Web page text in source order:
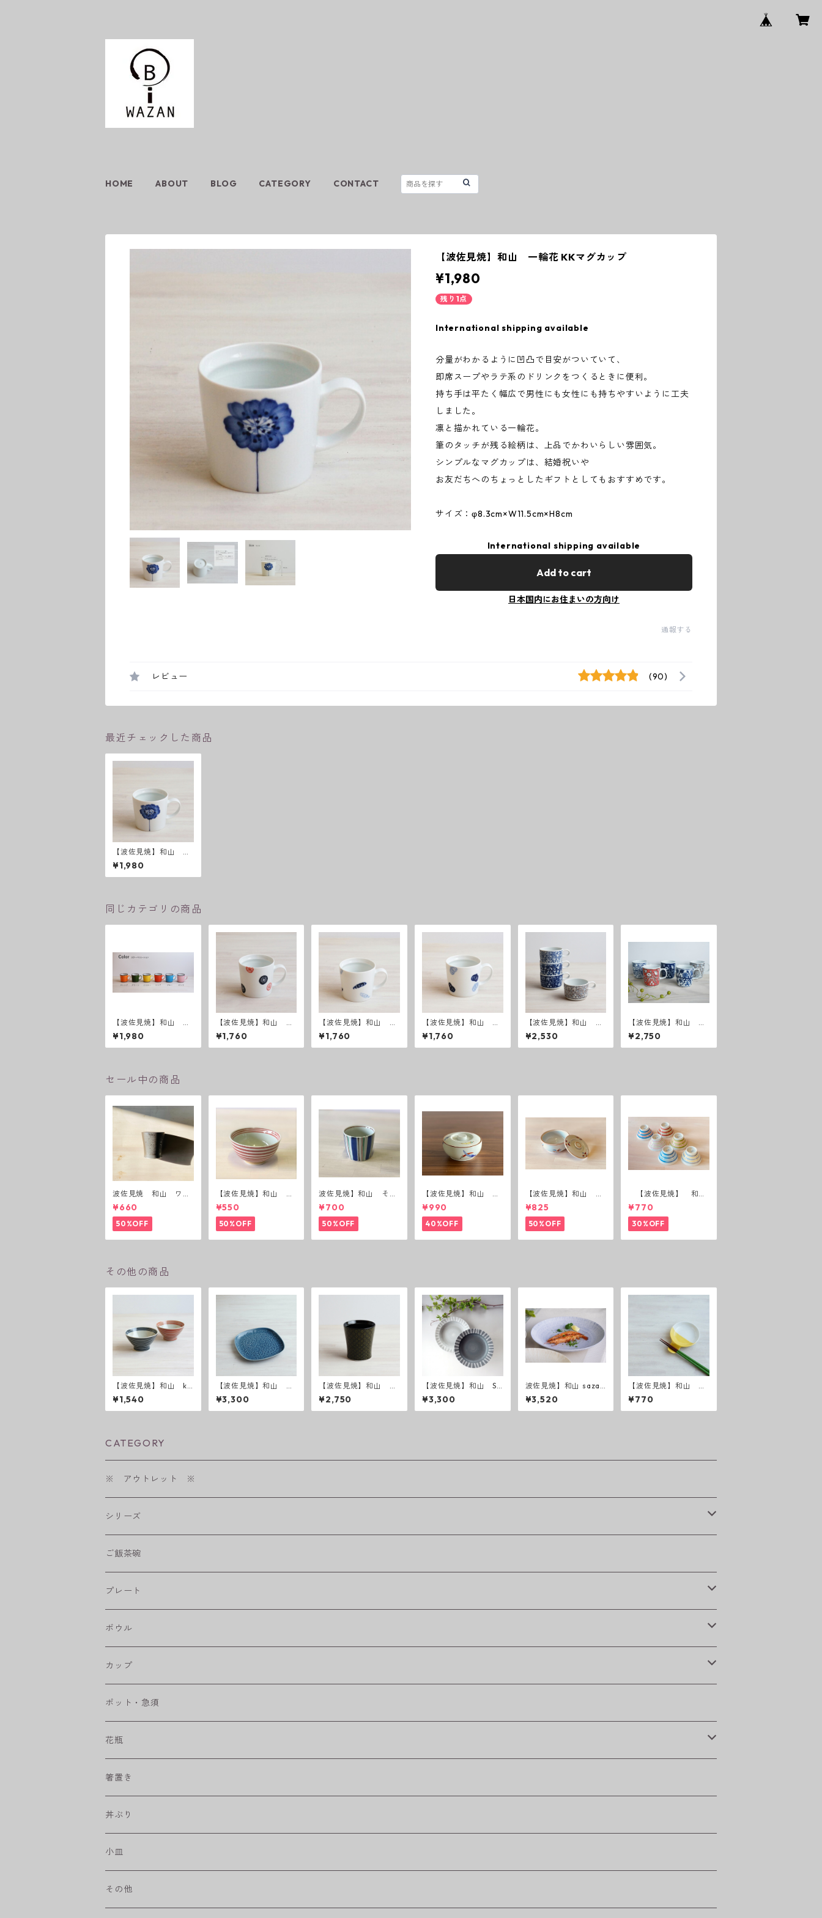
HOME ABOUT BLOG CATEGORY CONTACT
【波佐見焼】和山 一輪花 KKマグカップ
¥1,980
残り1点
International shipping available
分量がわかるように凹凸で目安がついていて、
即席スープやラテ系のドリンクをつくるときに便利。
持ち手は平たく幅広で男性にも女性にも持ちやすいように工夫
しました。
凛と描かれている一輪花。
筆のタッチが残る絵柄は、上品でかわいらしい雰囲気。
シンプルなマグカップは、結婚祝いや
お友だちへのちょっとしたギフトとしてもおすすめです。
サイズ：φ8.3cm×W11.5cm×H8cm
International shipping available
Add to cart
日本国内にお住まいの方向け
通報する
レビュー (90)
最近チェックした商品
【波佐見焼】和山 一
輪花 KKマグカップ
¥1,980
同じカテゴリの商品
【波佐見焼】和山 カ
ラーKKマグ
¥1,980
【波佐見焼】和山 K
Kマグカップ - オレ
ンジ紋 -
¥1,760
【波佐見焼】和山 K
Kマグカップ - エン
ドウ -
¥1,760
【波佐見焼】和山 K
Kマグカップ - オニ
オン -
¥1,760
【波佐見焼】和山 フ
ラワーパレード スー
プマグ
¥2,530
【波佐見焼】和山 フ
ラワーパレード マグ
カップ
¥2,750
セール中の商品
波佐見焼 和山 ワビ
カップ 黒錆 3種(アウ
トレット）
¥660
50%OFF
【波佐見焼】和山 ボ
ーダー茶碗 赤
¥550
50%OFF
波佐見焼】和山 そば
猪口（十草）
¥700
50%OFF
【波佐見焼】和山 蓋
付丸鉢(唐辛子)
¥990
40%OFF
【波佐見焼】和山 蓋
付丸鉢(花絵)
¥825
50%OFF
【波佐見焼】 和
山 広東碗 二色ボー
ダー 全6パターン
¥770
30%OFF
その他の商品
【波佐見焼】和山 ku
rawanka碗 藍駒・朱
駒
¥1,540
【波佐見焼】和山 レ
リーフ・フラワーパレ
ード 盛皿 うす瑠璃
¥3,300
【波佐見焼】和山 ワ
ビカップ スリム - オ
リエンタルブラック -
¥2,750
【波佐見焼】和山 Sh
abby chic style カレ
ー皿 ( ダークグレー
／ ライトグレー ）
¥3,300
波佐見焼】和山 sazan
ami ７寸皿
¥3,520
【波佐見焼】和山 ハ
ンディ小皿 カラー
【全8色】
¥770
CATEGORY
※ アウトレット ※
シリーズ
shabby chic style
フラワーパレード
八角シリーズ
RONDE
ベベルボウル
プリーツ
藍駒
ワビカップ
ハンディ小皿
和ミモザ
ご飯茶碗
プレート
楕円皿
丸皿
長皿
角皿
取皿
盛皿
カレー＆パスタ皿
ボウル
大鉢
中鉢
小鉢
カップ
カップ
マグカップ
フリーカップ
そば猪口
ポット・急須
花瓶
水差し
箸置き
丼ぶり
小皿
その他